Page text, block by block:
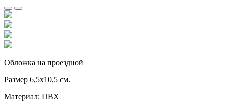
Обложка на проездной
Размер 6,5х10,5 см.
Материал: ПВХ